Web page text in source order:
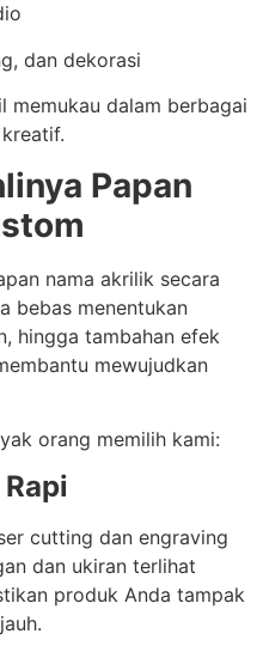
dan dekorasi
memukau dalam berbagai
Papan
nama akrilik secara
bebas menentukan
hingga tambahan efek
mewujudkan
orang memilih kami:
cutting dan engraving
dan ukiran terlihat
produk Anda tampak